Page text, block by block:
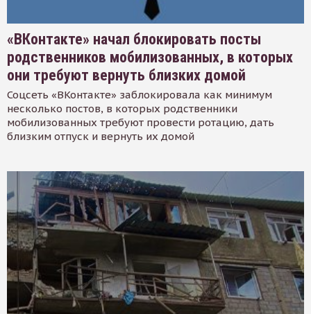
«ВКонтакте» начал блокировать посты
родственников мобилизованных, в которых
они требуют вернуть близких домой
Соцсеть «ВКонтакте» заблокировала как минимум
несколько постов, в которых родственники
мобилизованных требуют провести ротацию, дать
близким отпуск и вернуть их домой